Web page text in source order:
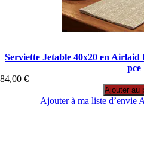
Serviette Jetable 40x20 en
pce
84,00 €
Ajouter au
Ajouter à ma liste d’envie